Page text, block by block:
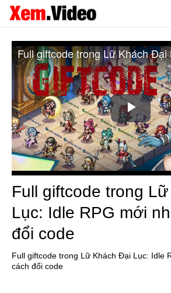
Play
Video
Full giftcode trong
Lục: Idle RPG mới
đổi code
Full giftcode trong Lữ Khách Đại Lục: Idle
cách đổi code